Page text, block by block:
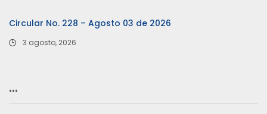
Circular No. 228 – Agosto 03 de 2026
3 agosto, 2026
…